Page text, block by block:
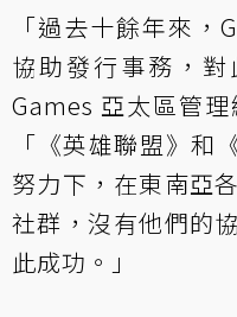
「過去十餘年來，
協助發行事務，
Games 亞太區管
「《英雄聯盟》和
努力下，在東南亞
社群，沒有他們的
此成功。」